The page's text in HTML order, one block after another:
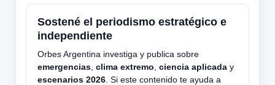
Sostené el periodismo estratégico e
independiente
Orbes Argentina investiga y publica sobre
emergencias, clima extremo ciencia aplicaday
escenarios 2026. Si este contenido te ayuda a